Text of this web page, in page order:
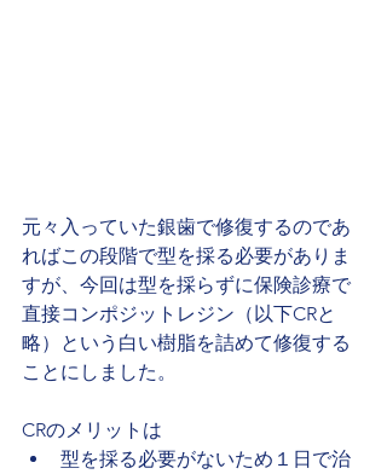
元々入っていた銀歯で修復するのであ
ればこの段階で型を採る必要がありま
すが、今回は型を採らずに保険診療で
直接コンポジットレジン（以下CRと
略）という白い樹脂を詰めて修復する
ことにしました。
CRのメリットは
型を採る必要がないため１日で治